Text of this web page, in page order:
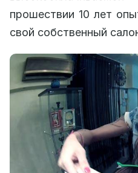
прошествии 10 лет
свой собственный